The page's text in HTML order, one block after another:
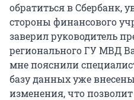
обратиться в Сбербанк,
стороны финансового
заверил руководитель
регионального ГУ МВД
мне пояснили
базу данных уже
изменения, что